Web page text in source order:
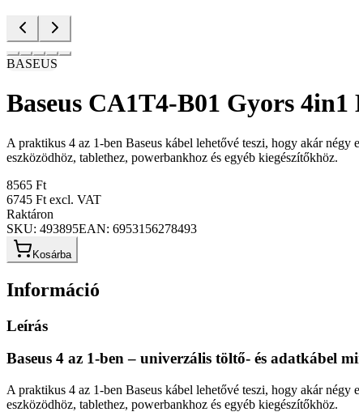
BASEUS
Baseus CA1T4-B01 Gyors
A praktikus 4 az 1-ben Baseus kábel lehetővé teszi, hogy akár
eszközödhöz, tablethez, powerbankhoz és egyéb kiegészítőkhöz.
8565 Ft
6745 Ft excl. VAT
Raktáron
SKU: 493895EAN: 6953156278493
Kosárba
Információ
Leírás
Baseus 4 az 1-ben – univerzális töltő- és adatkábel
A praktikus 4 az 1-ben Baseus kábel lehetővé teszi, hogy akár
eszközödhöz, tablethez, powerbankhoz és egyéb kiegészítőkhöz.